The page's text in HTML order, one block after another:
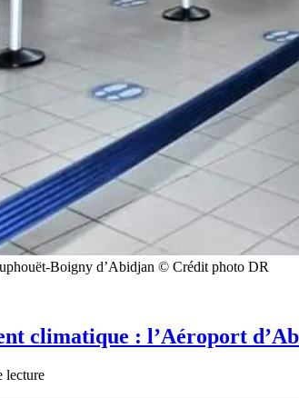
Boigny d’Abidjan © Crédit photo DR
climatique : l’Aéroport
lecture